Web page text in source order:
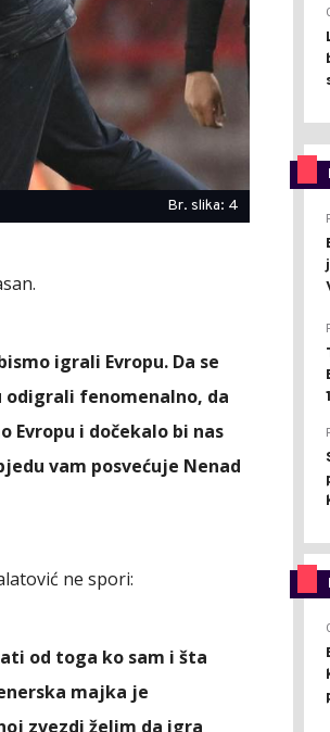
Br. slika: 4
igrali Evropu. Da se
fenomenalno, da
Evropu i dočekalo bi nas
vam posvećuje Nenad
ne spori:
od toga ko sam i šta
majka je
zvezdi želim da igra